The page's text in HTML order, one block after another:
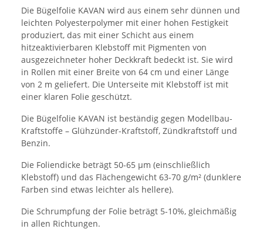
Die Bügelfolie KAVAN wird aus einem sehr dünnen und
leichten Polyesterpolymer mit einer hohen Festigkeit
produziert, das mit einer Schicht aus einem
hitzeaktivierbaren Klebstoff mit Pigmenten von
ausgezeichneter hoher Deckkraft bedeckt ist. Sie wird
in Rollen mit einer Breite von 64 cm und einer Länge
von 2 m geliefert. Die Unterseite mit Klebstoff ist mit
einer klaren Folie geschützt.
Die Bügelfolie KAVAN ist beständig gegen Modellbau-
Kraftstoffe – Glühzünder-Kraftstoff, Zündkraftstoff und
Benzin.
Die Foliendicke beträgt 50-65 µm (einschließlich
Klebstoff) und das Flächengewicht 63-70 g/m² (dunklere
Farben sind etwas leichter als hellere).
Die Schrumpfung der Folie beträgt 5-10%, gleichmäßig
in allen Richtungen.